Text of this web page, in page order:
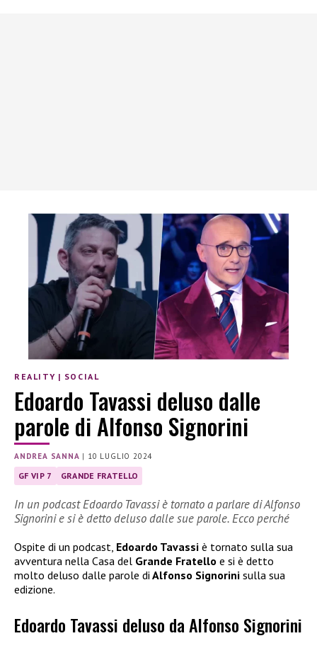
REALITY | SOCIAL
Edoardo Tavassi deluso dalle
parole di Alfonso Signorini
ANDREA SANNA | 10 LUGLIO 2024
GF VIP 7 GRANDE FRATELLO
In un podcast Edoardo Tavassi è tornato a parlare di Alfonso
Signorini e si è detto deluso dalle sue parole. Ecco perché
Ospite di un podcast, Edoardo Tavassi è tornato sulla sua
avventura nella Casa del Grande Fratello e si è detto
molto deluso dalle parole di Alfonso Signorini sulla sua
edizione.
Edoardo Tavassi deluso da Alfonso Signorini